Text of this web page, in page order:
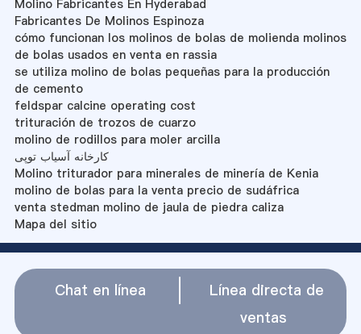
Molino Fabricantes En Hyderabad
Fabricantes De Molinos Espinoza
cómo funcionan los molinos de bolas de molienda molinos
de bolas usados en venta en rassia
se utiliza molino de bolas pequeñas para la producción
de cemento
feldspar calcine operating cost
trituración de trozos de cuarzo
molino de rodillos para moler arcilla
کارخانه آسیاب توپی
Molino triturador para minerales de minería de Kenia
molino de bolas para la venta precio de sudáfrica
venta stedman molino de jaula de piedra caliza
Mapa del sitio
Chat en línea
Línea directa de
ventas